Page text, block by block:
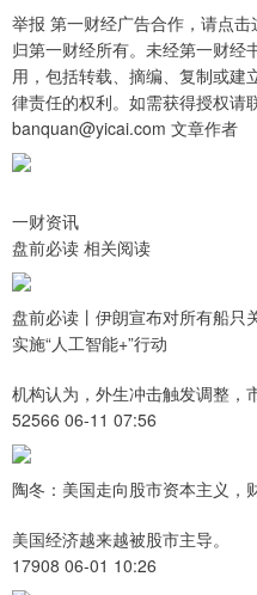
举报 第一财经广告合作，请点
归第一财经所有。未经第一财经
用，包括转载、摘编、复制或建
律责任的权利。如需获得授权请
banquan@yicai.com 文章作者
一财资讯
盘前必读 相关阅读
盘前必读丨伊朗宣布对所有船只
实施“人工智能+”行动
机构认为，外生冲击触发调整，
52566 06-11 07:56
陶冬：美国走向股市资本主义，
美国经济越来越被股市主导。
17908 06-01 10:26